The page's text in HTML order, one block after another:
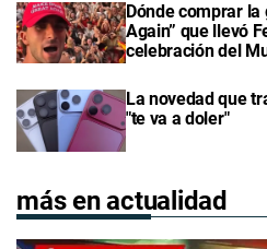
Dónde comprar la
Again” que llevó
celebración del
La novedad que
"te va a doler"
más en actualidad